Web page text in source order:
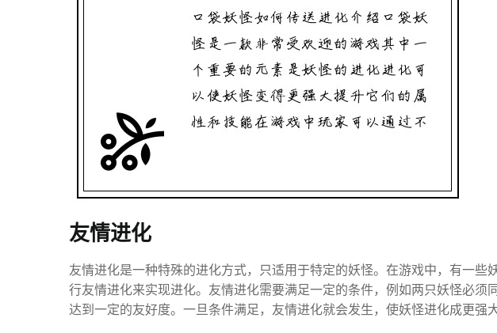
友情进化
友情进化是一种特殊的进化方式，只适用于特定的妖怪。在游戏中，有一些
行友情进化来实现进化。友情进化需要满足一定的条件，例如两只妖怪必须
达到一定的友好度。一旦条件满足，友情进化就会发生，使妖怪进化成更强